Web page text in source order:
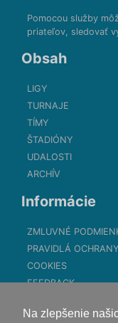
Na zlepšenie
Pomocou služby
priateľov, sledovať
Obsah
LIGY
TURNAJE
TÍMY
ŠTADIÓNY
UDALOSTI
ARCHÍV
Informácie
ZMLUVNÉ
PRAVIDLÁ
COOKIES
FEEDBACK
Kontakt